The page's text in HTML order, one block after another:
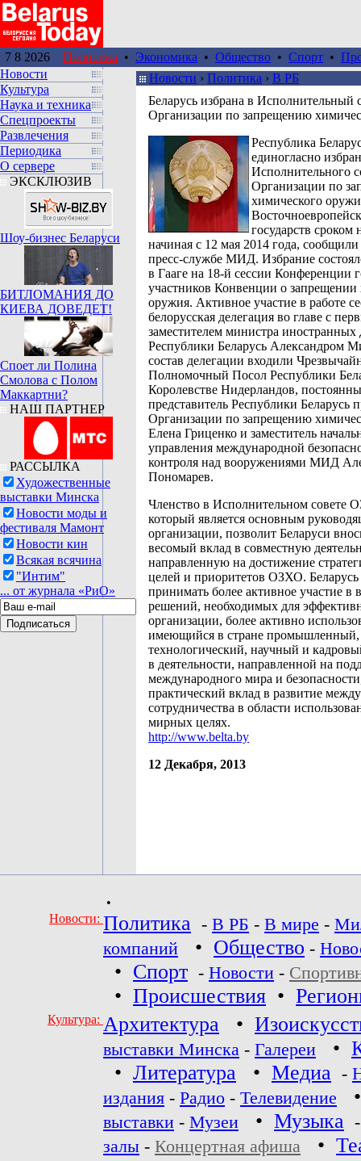
7 8 2026 Политика • Экономика • Общество • Спорт •
Новости
Культура
Наука и техника
Спецпроекты
Развлечения
Периодика
О сервере
ЭКСКЛЮЗИВ
Шоу-бизнес Беларуси
БИТЛОМАНИЯ ДО
КИЕВА ДОВЕДЕТ!
Споет ли Полина
Смолова с Полом
Маккартни?
НАШ ПАРТНЕР
РАССЫЛКА
Художественные
выставки Минска
Новости моды и
фестиваля Мамонт
Новости кин
Всякая всячина
"Интим"
... от журнала «РиО»
Новости › Политика › В РБ
Беларусь избрана в Исполнительный
Организации по запрещению
Республика
единогласно
Исполнительного
Организации по
химического
государств сроком
начиная с 12 мая 2014 года,
пресс-службе МИД. Избрание
в Гааге на 18-й сессии Конференции
участников Конвенции о запрещении
оружия. Активное участие в работе
белорусская делегация во главе с
заместителем министра иностранных
Республики Беларусь Александром
состав делегации входили
Полномочный Посол Республики
Королевстве Нидерландов,
представитель Республики Беларусь
Организации по запрещению
Елена Гриценко и заместитель
управления международной
контроля над вооружениями МИД
Пономарев.
Членство в Исполнительном совете
который является основным
организации, позволит Беларуси
весомый вклад в совместную
направленную на достижение
целей и приоритетов ОЗХО.
принимать более активное участие в
решений, необходимых для
организации, более активно
имеющийся в стране промышленный,
технологический, научный и
в деятельности, направленной на
международного мира и
практический вклад в развитие
сотрудничества в области
мирных целях.
http://www.belta.by
12 Декабря, 2013
•
Новости: Политика - В РБ - В мире -
компаний
• Общество -
• Спорт - Новости -
• Происшествия •
Культура: Архитектура •
выставки Минска - Галереи •
• Литература • Медиа -
издания - Радио - Телевидение
выставки - Музеи • Музыка
залы - Концертная афиша •